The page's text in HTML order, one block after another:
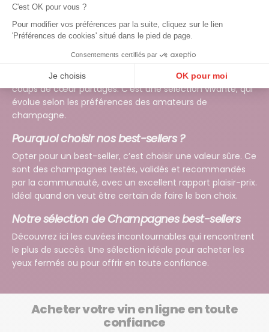
C'est OK pour vous ?
Pour modifier vos préférences par la suite, cliquez sur le lien
'Préférences de cookies' situé dans le pied de page.
Consentements certifiés par
Je choisis OK pour moi
Axeptio consent
Plateforme de Gestion du Consentement : Personnalisez vos Options
Notre plateforme vous permet d'adapter et de gérer vos paramètres de confidentialité, en
accessibilité en font des choix simples et efficaces, sans
prise de risque.
Une sélection basée sur l’expérience terrain
Ces cuvées ne sont pas choisies au hasard : elles
reflètent les retours clients, les ventes récurrentes et les
coups de cœur partagés. C’est une sélection vivante, qui
évolue selon les préférences des amateurs de
champagne.
Pourquoi choisir nos best-sellers ?
Opter pour un best-seller, c’est choisir une valeur sûre. Ce
sont des champagnes testés, validés et recommandés
par la communauté, avec un excellent rapport plaisir-prix.
Idéal quand on veut être certain de faire le bon choix.
Notre sélection de Champagnes best-sellers
Découvrez ici les cuvées incontournables qui rencontrent
le plus de succès. Une sélection idéale pour acheter les
yeux fermés ou pour offrir en toute confiance.
Acheter votre vin en ligne en toute
confiance